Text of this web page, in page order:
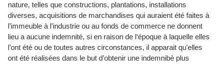
nature, telles que constructions, plantations, installations
diverses, acquisitions de marchandises qui auraient été faites à
l’immeuble à l’industrie ou au fonds de commerce ne donnent
lieu a aucune indemnité, si en raison de l‘époque à laquelle elles
l’ont été ou de toutes autres circonstances, il apparait qu'elles
ont été réalisées dans le but d’obtenir une indemnibè plus